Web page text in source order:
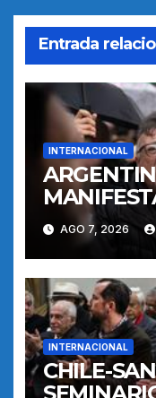
Entrada
INTERNACIONAL
AGO 7, 2026
INTERNACIONAL
CHILE-